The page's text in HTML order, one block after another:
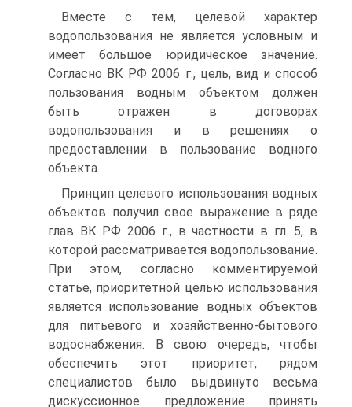
Вместе с тем, целевой характер
водопользования не является условным и
имеет большое юридическое значение.
Согласно ВК РФ 2006 г., цель, вид и способ
пользования водным объектом должен
быть отражен в договорах
водопользования и в решениях о
предоставлении в пользование водного
объекта.
Принцип целевого использования водных
объектов получил свое выражение в ряде
глав ВК РФ 2006 г., в частности в гл. 5, в
которой рассматривается водопользование.
При этом, согласно комментируемой
статье, приоритетной целью использования
является использование водных объектов
для питьевого и хозяйственно-бытового
водоснабжения. В свою очередь, чтобы
обеспечить этот приоритет, рядом
специалистов было выдвинуто весьма
дискуссионное предложение принять